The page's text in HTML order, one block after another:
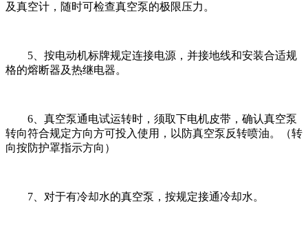
及真空计，随时可检查真空泵的极限压力。
5、按电动机标牌规定连接电源，并接地线和安装合适规
格的熔断器及热继电器。
6、真空泵通电试运转时，须取下电机皮带，确认真空泵
转向符合规定方向方可投入使用，以防真空泵反转喷油。（转
向按防护罩指示方向）
7、对于有冷却水的真空泵，按规定接通冷却水。